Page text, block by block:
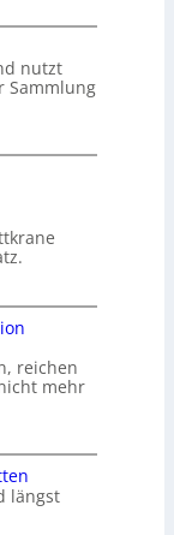
nutzt
Sammlung
reichen
mehr
längst